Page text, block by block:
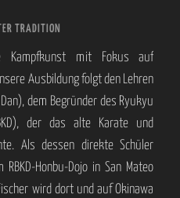
TRADITION
Kampfkunst mit Fokus auf
Ausbildung folgt den Lehren
dem Begründer des Ryukyu
der das alte Karate und
Als dessen direkte Schüler
Honbu-Dojo in San Mateo
wird dort und auf Okinawa